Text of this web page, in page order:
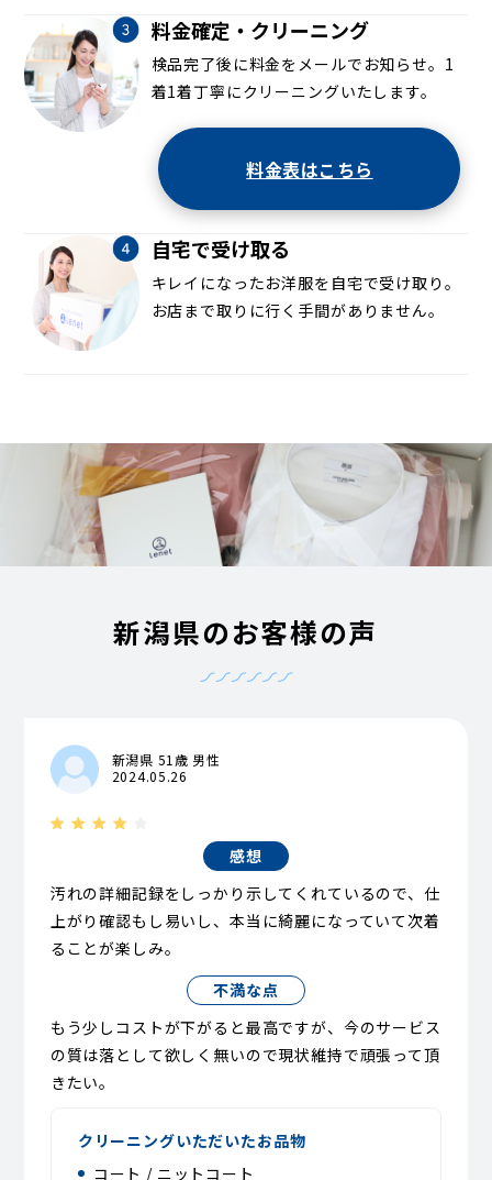
料金確定・クリーニング
検品完了後に料金をメールでお知らせ。1
着1着丁寧にクリーニングいたします。
料金表はこちら
自宅で受け取る
キレイになったお洋服を自宅で受け取り。
お店まで取りに行く手間がありません。
新潟県のお客様の声
新潟県 51歳 男性
2024.05.26
感想
汚れの詳細記録をしっかり示してくれているので、仕
上がり確認もし易いし、本当に綺麗になっていて次着
ることが楽しみ。
不満な点
もう少しコストが下がると最高ですが、今のサービス
の質は落として欲しく無いので現状維持で頑張って頂
きたい。
クリーニングいただいたお品物
コート / ニットコート